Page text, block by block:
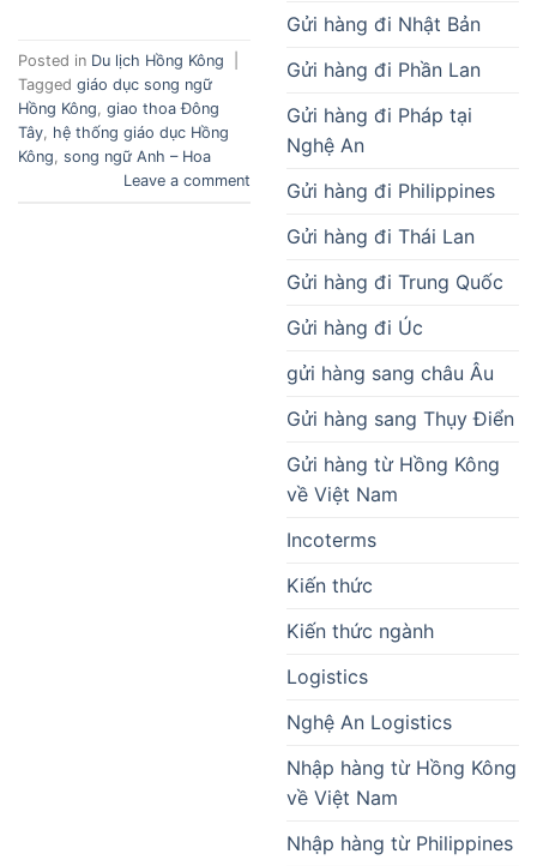
Posted in Du lịch Hồng Kông
Tagged giáo dục song ngữ
Hồng Kông giao thoa Đông
Tây hệ thống giáo dục Hồng
Kông song ngữ Anh – Hoa
Leave a comment
Gửi hàng đi Nhật Bản
Gửi hàng đi Phần Lan
Gửi hàng đi Pháp tại
Nghệ An
Gửi hàng đi Philippines
Gửi hàng đi Thái Lan
Gửi hàng đi Trung Quốc
Gửi hàng đi Úc
gửi hàng sang châu Âu
Gửi hàng sang Thụy Điển
Gửi hàng từ Hồng Kông
về Việt Nam
Incoterms
Kiến thức
Kiến thức ngành
Logistics
Nghệ An Logistics
Nhập hàng từ Hồng Kông
về Việt Nam
Nhập hàng từ Philippines